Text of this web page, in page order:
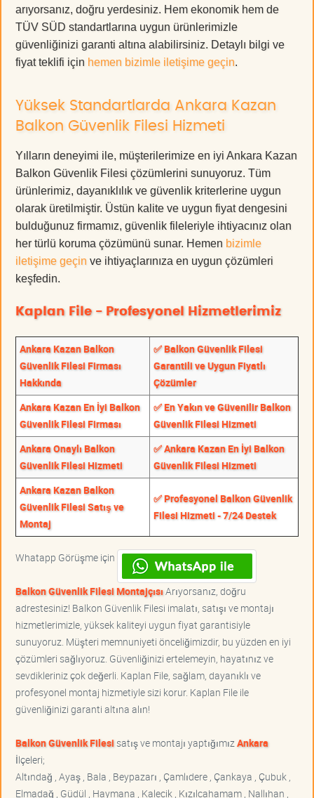
arıyorsanız, doğru yerdesiniz. Hem ekonomik hem de
TÜV SÜD standartlarına uygun ürünlerimizle
güvenliğinizi garanti altına alabilirsiniz. Detaylı bilgi ve
fiyat teklifi için hemen bizimle iletişime geçin.
Yüksek Standartlarda Ankara Kazan
Balkon Güvenlik Filesi Hizmeti
Yılların deneyimi ile, müşterilerimize en iyi Ankara Kazan
Balkon Güvenlik Filesi çözümlerini sunuyoruz. Tüm
ürünlerimiz, dayanıklılık ve güvenlik kriterlerine uygun
olarak üretilmiştir. Üstün kalite ve uygun fiyat dengesini
bulduğunuz firmamız, güvenlik fileleriyle ihtiyacınız olan
her türlü koruma çözümünü sunar. Hemen bizimle
iletişime geçin ve ihtiyaçlarınıza en uygun çözümleri
keşfedin.
Kaplan File - Profesyonel Hizmetlerimiz
Ankara Kazan Balkon
Güvenlik Filesi Firması
Hakkında
✅ Balkon Güvenlik Filesi
Garantili ve Uygun Fiyatlı
Çözümler
Ankara Kazan En İyi Balkon
Güvenlik Filesi Firması
✅ En Yakın ve Güvenilir Balkon
Güvenlik Filesi Hizmeti
Ankara Onaylı Balkon
Güvenlik Filesi Hizmeti
✅ Ankara Kazan En İyi Balkon
Güvenlik Filesi Hizmeti
Ankara Kazan Balkon
Güvenlik Filesi Satış ve
Montaj
✅ Profesyonel Balkon Güvenlik
Filesi Hizmeti - 7/24 Destek
Whatapp Görüşme için
Balkon Güvenlik Filesi MontajçısıArıyorsanız, doğru
adrestesiniz! Balkon Güvenlik Filesi imalatı, satışı ve montajı
hizmetlerimizle, yüksek kaliteyi uygun fiyat garantisiyle
sunuyoruz. Müşteri memnuniyeti önceliğimizdir, bu yüzden en iyi
çözümleri sağlıyoruz. Güvenliğinizi ertelemeyin, hayatınız ve
sevdikleriniz çok değerli. Kaplan File, sağlam, dayanıklı ve
profesyonel montaj hizmetiyle sizi korur. Kaplan File ile
güvenliğinizi garanti altına alın!
Balkon Güvenlik Filesisatış ve montajı yaptığımız Ankara
İlçeleri;
Altındağ , Ayaş , Bala , Beypazarı , Çamlıdere , Çankaya , Çubuk ,
Elmadağ , Güdül , Haymana , Kalecik , Kızılcahamam , Nallıhan ,